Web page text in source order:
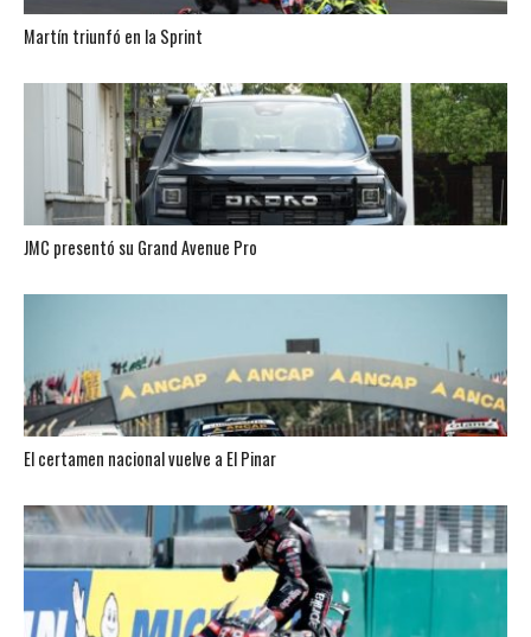
Martín triunfó en la Sprint
JMC presentó su Grand Avenue Pro
El certamen nacional vuelve a El Pinar